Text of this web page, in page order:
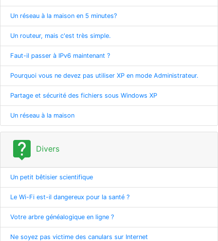
Un réseau à la maison en 5 minutes?
Un routeur, mais c'est très simple.
Faut-il passer à IPv6 maintenant ?
Pourquoi vous ne devez pas utiliser XP en mode Administrateur.
Partage et sécurité des fichiers sous Windows XP
Un réseau à la maison
live_help Divers
Un petit bêtisier scientifique
Le Wi-Fi est-il dangereux pour la santé ?
Votre arbre généalogique en ligne ?
Ne soyez pas victime des canulars sur Internet